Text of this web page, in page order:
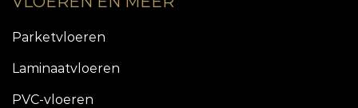
Parketvloeren
Laminaatvloeren
PVC-vloeren